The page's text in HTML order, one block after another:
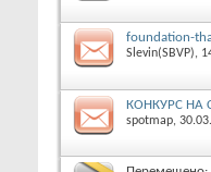
foundation-
Slevin(SBVP)‎,
КОНКУРС НА
spotmap‎,